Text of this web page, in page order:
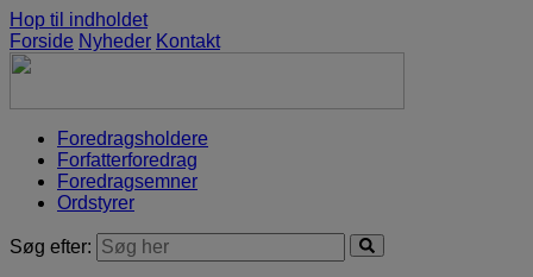
Hop til indholdet
Forside Nyheder Kontakt
Foredragsholdere
Forfatterforedrag
Foredragsemner
Ordstyrer
Søg efter: